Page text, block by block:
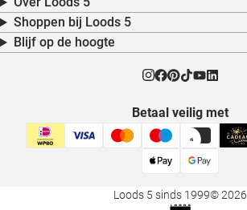
Shoppen bij Loods 5
Blijf op de hoogte
Betaal veilig met
Loods 5 sinds 1999© 2026